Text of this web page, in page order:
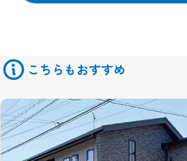
商品の発送などの為に他の会社に業務の
ていただくことがあります。
このような情報提供を希望されないお客
当社はセキュリティに関して収集した個
とで安全に保管し、不正アクセス、紛失
保護するための対策を講じ、業務の委託
指導いたします。
こちらもおすすめ